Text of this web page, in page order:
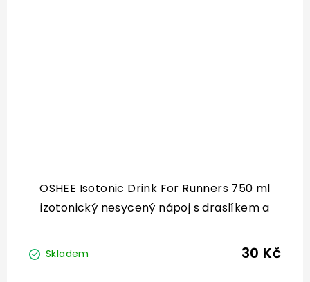
OSHEE Isotonic Drink For Runners 750 ml
izotonický nesycený nápoj s draslíkem a
Skladem 30 Kč